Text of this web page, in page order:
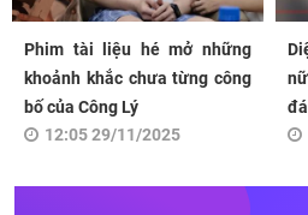
Phim tài liệu hé mở những
khoảnh khắc chưa từng công
bố của Công Lý
12:05 29/11/2025